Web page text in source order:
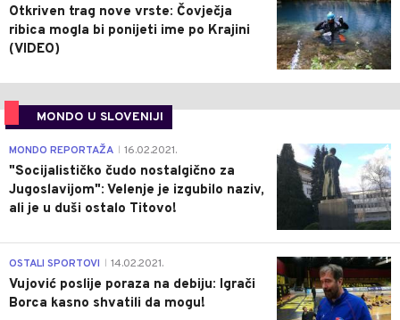
Otkriven trag nove vrste: Čovječja
ribica mogla bi ponijeti ime po Krajini
(VIDEO)
MONDO U SLOVENIJI
4
MONDO REPORTAŽA 16.02.2021.
"Socijalističko čudo nostalgično za
Jugoslavijom": Velenje je izgubilo naziv,
ali je u duši ostalo Titovo!
1
OSTALI SPORTOVI 14.02.2021.
Vujović poslije poraza na debiju: Igrači
Borca kasno shvatili da mogu!